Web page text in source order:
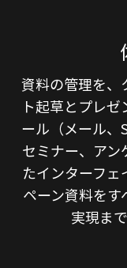
資料の管理を、
ト起草とプレ
ール（メール、
セミナー、アン
たインターフ
ペーン資料を
実現ま